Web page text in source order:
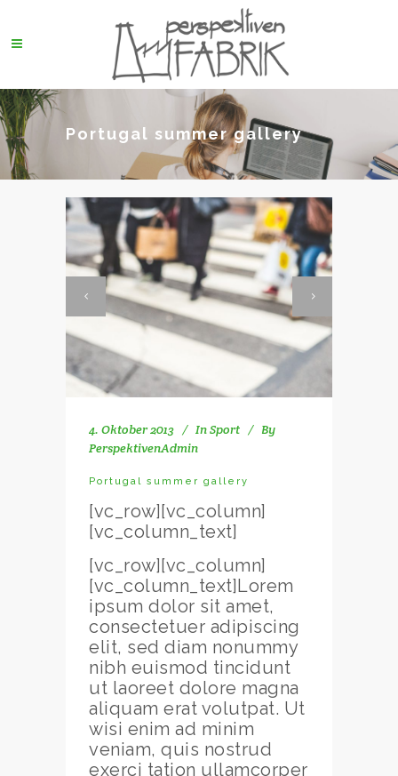
Portugal summer gallery
4. Oktober 2013 InSport
By
PerspektivenAdmin
Portugal summer gallery
[vc_row][vc_column]
[vc_column_text]
[vc_row][vc_column]
[vc_column_text]Lorem
ipsum dolor sit amet,
consectetuer adipiscing
elit, sed diam nonummy
nibh euismod tincidunt
ut laoreet dolore magna
aliquam erat volutpat. Ut
wisi enim ad minim
veniam, quis nostrud
exerci tation ullamcorper